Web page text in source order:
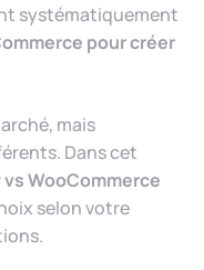
systématiquement
pour créer
mais
Dans cet
WooCommerce
selon votre